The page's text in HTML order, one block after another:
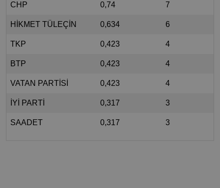
CHP 0,74 7
HİKMET TÜLEÇİN 0,634 6
TKP 0,423 4
BTP 0,423 4
VATAN PARTİSİ 0,423 4
İYİ PARTİ 0,317 3
SAADET 0,317 3